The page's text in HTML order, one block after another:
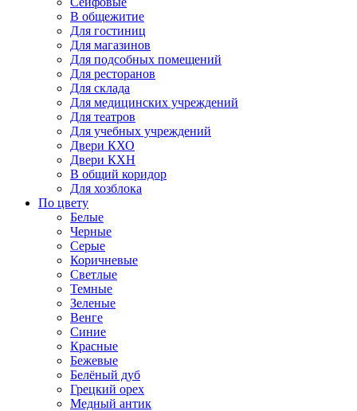
В общежитие
Для гостиниц
Для магазинов
Для подсобных помещений
Для ресторанов
Для склада
Для медицинских учреждений
Для театров
Для учебных учреждений
Двери КХО
Двери КХН
В общий коридор
Для хозблока
По цвету
Белые
Черные
Серые
Коричневые
Светлые
Темные
Зеленые
Венге
Синие
Красные
Бежевые
Белёный дуб
Грецкий орех
Медный антик